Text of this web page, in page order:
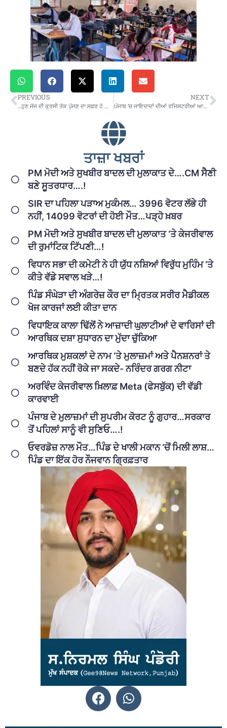
PREVIOUS NEXT
ਪੰਜਾਬ ‘ਚ ਜਾਇਦਾਦਾਂ ਦੀਆਂ ਰਜਿਸਟਰੀਆਂ ਆਨਲਾਈਨ ਪ੍ਰਕਿਰਿਆ ਤਹਿਤ ਹੋਣਗੀਆਂ…ਸਰਕਾਰ ਦਾ ਵੱਡਾ ਐਲਾਨ
ਤਾਜ਼ਾ ਖਬਰਾਂ
PM ਮੋਦੀ ਅਤੇ ਸੁਖਬੀਰ ਬਾਦਲ ਦੀ ਮੁਲਾਕਾਤ ਦੇ….CM ਸੈਣੀ
ਬਣੇ ਸੂਤਰਧਾਰ….!
SIR ਦਾ ਪਹਿਲਾ ਪੜਾਅ ਮੁਕੰਮਲ… 3996 ਵੋਟਰ ਲੱਭੇ ਹੀ
ਨਹੀਂ, 14099 ਵੋਟਰਾਂ ਦੀ ਹੋਈ ਮੌਤ…ਪੜ੍ਹੋ ਖ਼ਬਰ
PM ਮੋਦੀ ਅਤੇ ਸੁਖਬੀਰ ਬਾਦਲ ਦੀ ਮੁਲਾਕਾਤ ‘ਤੇ ਕੇਜਰੀਵਾਲ
ਦੀ ਰੁਮਾਂਟਿਕ ਟਿੱਪਣੀ…!
ਵਿਧਾਨ ਸਭਾ ਦੀ ਕਮੇਟੀ ਨੇ ਹੀ ਯੁੱਧ ਨਸ਼ਿਆਂ ਵਿਰੁੱਧ ਮੁਹਿੰਮ ‘ਤੇ
ਕੀਤੇ ਵੱਡੇ ਸਵਾਲ ਖੜੇ…!
ਪਿੰਡ ਸੰਘੇੜਾ ਦੀ ਅੰਗਰੇਜ਼ ਕੌਰ ਦਾ ਮ੍ਰਿਤਕ ਸਰੀਰ ਮੈਡੀਕਲ
ਖੋਜ ਕਾਰਜਾਂ ਲਈ ਕੀਤਾ ਦਾਨ
ਵਿਧਾਇਕ ਕਾਲਾ ਢਿੱਲੋਂ ਨੇ ਆਜ਼ਾਦੀ ਘੁਲਾਟੀਆਂ ਦੇ ਵਾਰਿਸਾਂ ਦੀ
ਆਰਥਿਕ ਦਸ਼ਾ ਸੁਧਾਰਨ ਦਾ ਮੁੱਦਾ ਚੁੱਕਿਆ
ਆਰਥਿਕ ਮੁਸ਼ਕਲਾਂ ਦੇ ਨਾਮ ‘ਤੇ ਮੁਲਾਜ਼ਮਾਂ ਅਤੇ ਪੈਨਸ਼ਨਰਾਂ ਤੇ
ਬਣਦੇ ਹੱਕ ਨਹੀਂ ਰੋਕੇ ਜਾ ਸਕਦੇ- ਨਰਿੰਦਰ ਗਰਗ ਨੀਟਾ
ਅਰਵਿੰਦ ਕੇਜਰੀਵਾਲ ਖ਼ਿਲਾਫ਼ Meta (ਫੇਸਬੁੱਕ) ਦੀ ਵੱਡੀ
ਕਾਰਵਾਈ
ਪੰਜਾਬ ਦੇ ਮੁਲਾਜ਼ਮਾਂ ਦੀ ਸੁਪਰੀਮ ਕੋਰਟ ਨੂੰ ਗੁਹਾਰ…ਸਰਕਾਰ
ਤੋਂ ਪਹਿਲਾਂ ਸਾਨੂੰ ਵੀ ਸੁਣਿਓ….!
ਓਵਰਡੋਜ਼ ਨਾਲ ਮੌਤ…ਪਿੰਡ ਦੇ ਖਾਲੀ ਮਕਾਨ ‘ਚੋਂ ਮਿਲੀ ਲਾਸ਼…
ਪਿੰਡ ਦਾ ਇੱਕ ਹੋਰ ਨੌਜਵਾਨ ਗ੍ਰਿਫ਼ਤਾਰ